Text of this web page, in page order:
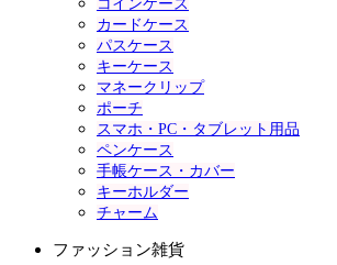
コインケース
カードケース
パスケース
キーケース
マネークリップ
ポーチ
スマホ・PC・タブレット用品
ペンケース
手帳ケース・カバー
キーホルダー
チャーム
ファッション雑貨